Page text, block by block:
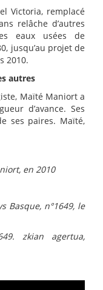
Victoria, remplacé
relâche d’autres
eaux usées de
jusqu’au projet de
2010.
autres
Maïté Maniort a
d’avance. Ses
ses paires. Maïté,
en 2010
Basque, n°1649, le
zkian agertua,